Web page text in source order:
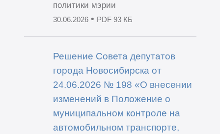
политики мэрии
30.06.2026• PDF 93 КБ
Решение Совета депутатов
города Новосибирска от
24.06.2026 № 198 «О внесении
изменений в Положение о
муниципальном контроле на
автомобильном транспорте,